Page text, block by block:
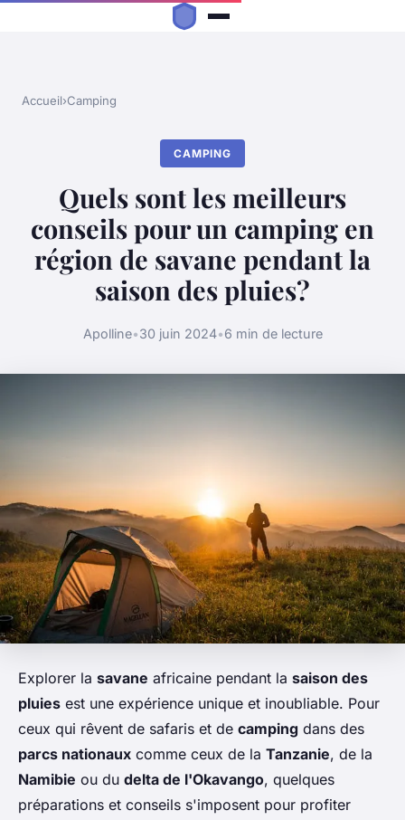
Accueil›Camping
CAMPING
Quels sont les meilleurs
conseils pour un camping en
région de savane pendant la
saison des pluies?
Apolline•30 juin 2024•6 min de lecture
Explorer la savane africaine pendant la saison des
pluies est une expérience unique et inoubliable. Pour
ceux qui rêvent de safaris et de camping dans des
parcs nationaux comme ceux de la Tanzanie, de la
Namibie ou du delta de l'Okavango, quelques
préparations et conseils s'imposent pour profiter